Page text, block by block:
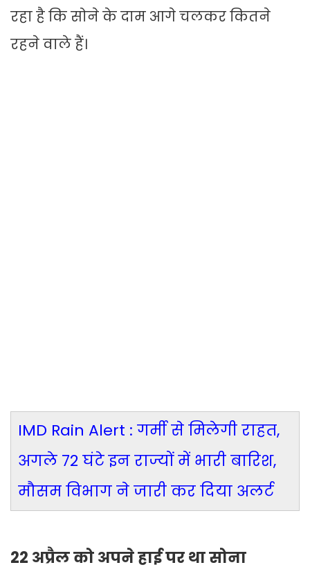
रहा है कि सोने के दाम आगे चलकर कितने
रहने वाले हैं।
IMD Rain Alert : गर्मी से मिलेगी राहत,
अगले 72 घंटे इन राज्यों में भारी बारिश,
मौसम विभाग ने जारी कर दिया अलर्ट
22 अप्रैल को अपने हाई पर था सोना